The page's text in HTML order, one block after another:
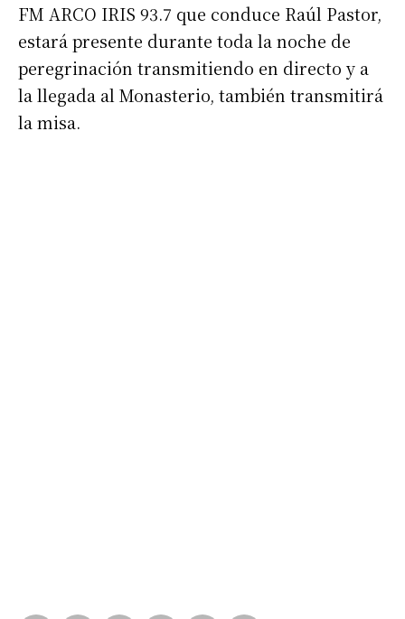
FM ARCO IRIS 93.7 que conduce Raúl Pastor,
estará presente durante toda la noche de
peregrinación transmitiendo en directo y a
la llegada al Monasterio, también transmitirá
la misa.